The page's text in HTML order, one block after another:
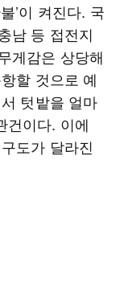
’이 켜진다. 국
남 등 접전지
게감은 상당해
할 것으로 예
텃밭을 얼마
건이다. 이에
도가 달라진